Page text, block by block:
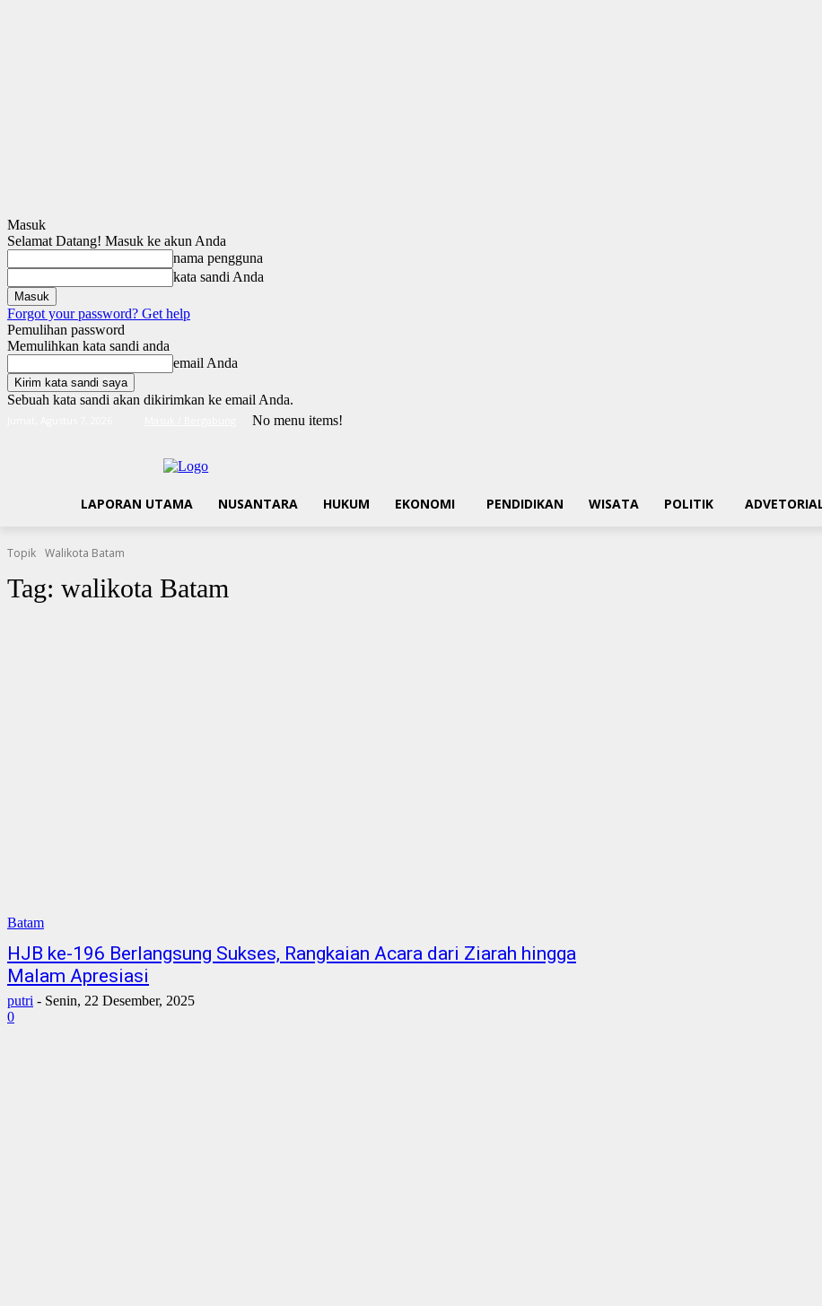
Masuk
Selamat Datang! Masuk ke akun Anda
nama pengguna
kata sandi Anda
Forgot your password? Get help
Pemulihan password
Memulihkan kata sandi anda
email Anda
Sebuah kata sandi akan dikirimkan ke email Anda.
No menu items!
LAPORAN UTAMA NUSANTARA HUKUM EKONOMI PENDIDIKAN WISATA POLITIK
Topik Walikota Batam
Tag: walikota Batam
Batam
HJB ke-196 Berlangsung Sukses, Rangkaian Acara dari Ziarah hingga
Malam Apresiasi
putri - Senin, 22 Desember, 2025
0